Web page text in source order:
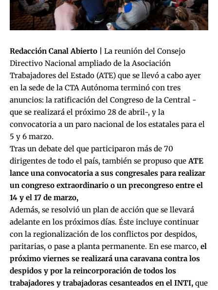
Redacción Canal Abierto |
La reunión del Consejo
Directivo Nacional ampliado de la Asociación
Trabajadores del Estado (ATE) que se llevó a cabo ayer
en la sede de la CTA Autónoma terminó con tres
anuncios: la ratificación del Congreso de la Central -
que se realizará el próximo 28 de abril-, y la
convocatoria a un paro nacional de los estatales para el
5 y 6 marzo.
Tras un debate del que participaron más de 70
dirigentes de todo el país, también se propuso queATE
lance una convocatoria a sus congresales para realizar
un congreso extraordinario o un precongreso entre el
14 y el 17 de marzo,
Además, se resolvió un plan de acción que se llevará
adelante en los próximos días. Éste incluye continuar
con la regionalización de los conflictos por despidos,
paritarias, o pase a planta permanente. En ese marco, el
próximo viernes se realizará una caravana contra los
despidos y por la reincorporación de todos los
trabajadores y trabajadoras cesanteados en el INTI, que